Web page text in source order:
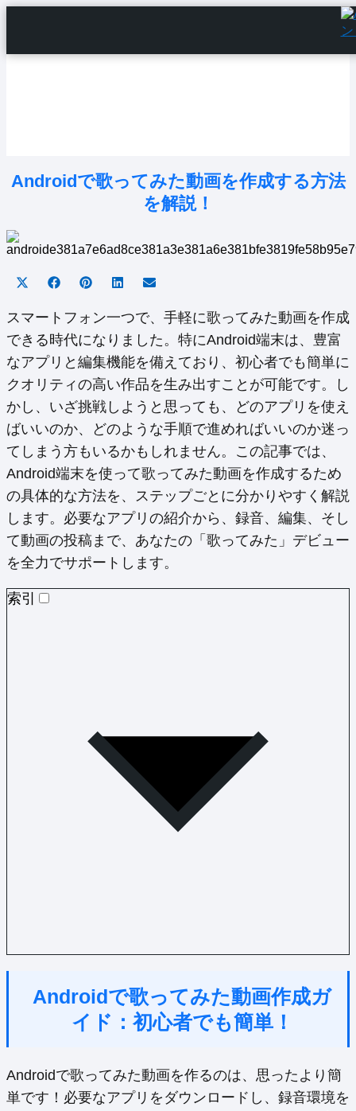
Androidで歌ってみた動画を作成する方法
を解説！
Share
X
(Twitter)
Share
Facebook
Share
Pinterest
Share
LinkedInEmail
スマートフォン一つで、手軽に歌ってみた動画を作成
できる時代になりました。特にAndroid端末は、豊富
なアプリと編集機能を備えており、初心者でも簡単に
クオリティの高い作品を生み出すことが可能です。し
かし、いざ挑戦しようと思っても、どのアプリを使え
ばいいのか、どのような手順で進めればいいのか迷っ
てしまう方もいるかもしれません。この記事では、
Android端末を使って歌ってみた動画を作成するため
の具体的な方法を、ステップごとに分かりやすく解説
します。必要なアプリの紹介から、録音、編集、そし
て動画の投稿まで、あなたの「歌ってみた」デビュー
を全力でサポートします。
索引
Androidで歌ってみた動画作成ガ
イド：初心者でも簡単！
Androidで歌ってみた動画を作るのは、思ったより簡
単です！必要なアプリをダウンロードし、録音環境を